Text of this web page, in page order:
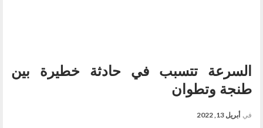
السرعة تتسبب في حادثة خطيرة بين
طنجة وتطوان
في أبريل 13, 2022